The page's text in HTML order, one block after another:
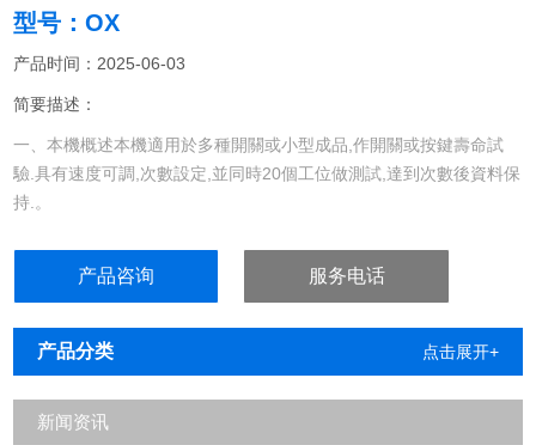
型号：OX
产品时间：2025-06-03
简要描述：
一、本機概述本機適用於多種開關或小型成品,作開關或按鍵壽命試
驗.具有速度可調,次數設定,並同時20個工位做測試,達到次數後資料保
持.。
产品咨询 服务电话
产品分类 点击展开+
新闻资讯